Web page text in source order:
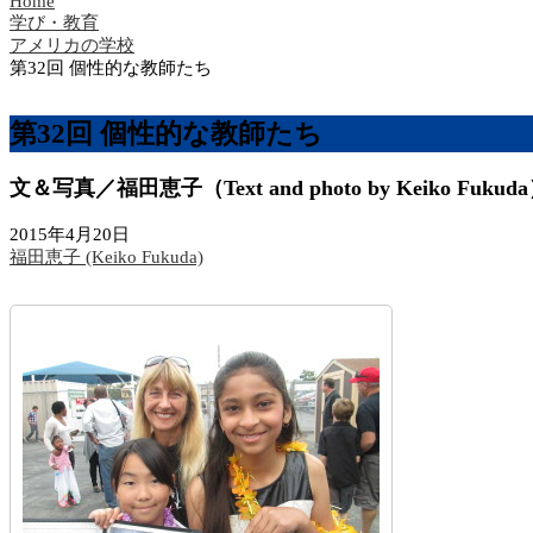
学び・教育
アメリカの学校
第32回 個性的な教師たち
第32回 個性的な教師たち
文＆写真／福田恵子（Text and photo by Keiko Fukuda
2015年4月20日
福田恵子 (Keiko Fukuda)